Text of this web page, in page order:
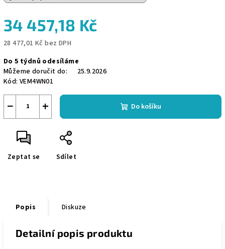
34 457,18 Kč
28 477,01 Kč bez DPH
cena:
Do 5 týdnů odesíláme
Můžeme doručit do:
25.9.2026
Kód: VEM4WN01
+
− Do košíku
Zeptat se Sdílet
Popis Diskuze
Detailní popis produktu